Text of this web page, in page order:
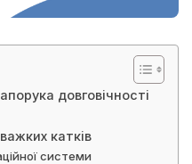
довговічності
катків
системи